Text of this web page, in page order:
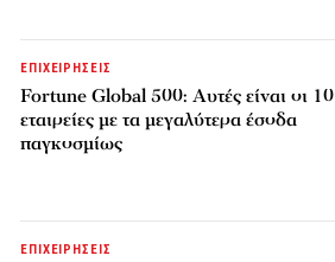
ΕΠΙΧΕΙΡΗΣΕΙΣ
Fortune Global 500: Αυτές είναι οι 10
εταιρείες με τα μεγαλύτερα έσοδα
παγκοσμίως
ΕΠΙΧΕΙΡΗΣΕΙΣ